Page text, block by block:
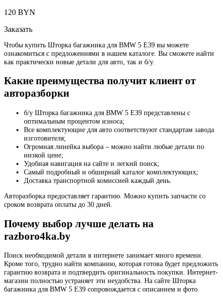
120 BYN
Заказать
Чтобы купить Шторка багажника для BMW 5 E39 вы можете
ознакомиться с предложениями в нашем каталоге. Вы сможете найти
как практически новые детали для авто, так и б/у.
Какие преимущества получит клиент от
авторазборки
б/у Шторка багажника для BMW 5 E39 представлены с
оптимальным процентом износа;
Все комплектующие для авто соответствуют стандартам завода
изготовителя;
Огромная линейка выбора – можно найти любые детали по
низкой цене;
Удобная навигация на сайте и легкий поиск;
Самый подробный и обширный каталог комплектующих;
Доставка транспортной комиссией каждый день.
Авторазборка предоставляет гарантию. Можно купить запчасти со
сроком возврата оплаты до 30 дней.
Почему выбор лучше делать на
razboro4ka.by
Поиск необходимой детали в интернете занимает много времени.
Кроме того, трудно найти компанию, которая готова будет предложить
гарантию возврата и подтвердить оригинальность покупки. Интернет-
магазин полностью устраняет эти неудобства. На сайте Шторка
багажника для BMW 5 E39 сопровождается с описанием и фото.